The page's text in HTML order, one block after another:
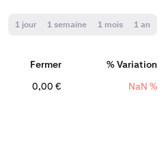
1 jour 1 semaine 1 mois 1 an
Fermer
% Variation
0,00 € NaN %